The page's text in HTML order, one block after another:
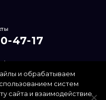
и обрабатываем
систем
сайта и взаимодействие
47-17